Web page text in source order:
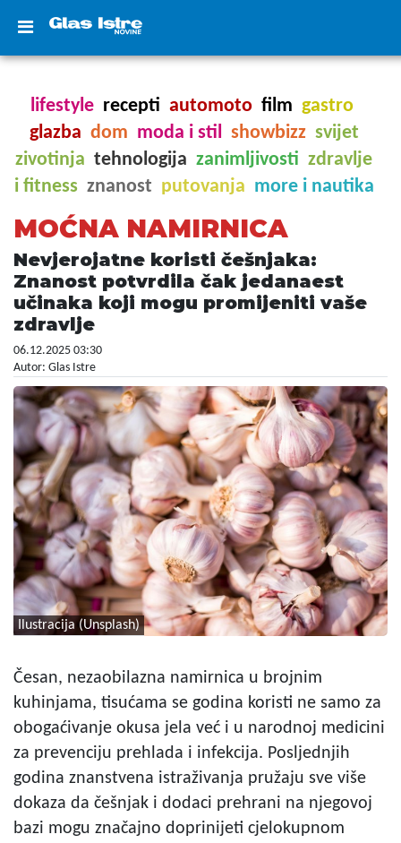
lifestyle recepti automoto film gastro
glazba dom moda i stil showbizz svijet
zivotinja tehnologija zanimljivosti zdravlje
i fitness znanost putovanja more i nautika
MOĆNA NAMIRNICA
Nevjerojatne koristi češnjaka:
Znanost potvrdila čak jedanaest
učinaka koji mogu promijeniti vaše
zdravlje
06.12.2025 03:30
Autor: Glas Istre
Ilustracija (Unsplash)
Česan, nezaobilazna namirnica u brojnim
kuhinjama, tisućama se godina koristi ne samo za
obogaćivanje okusa jela već i u narodnoj medicini
za prevenciju prehlada i infekcija. Posljednjih
godina znanstvena istraživanja pružaju sve više
dokaza da češnjak i dodaci prehrani na njegovoj
bazi mogu značajno doprinijeti cjelokupnom